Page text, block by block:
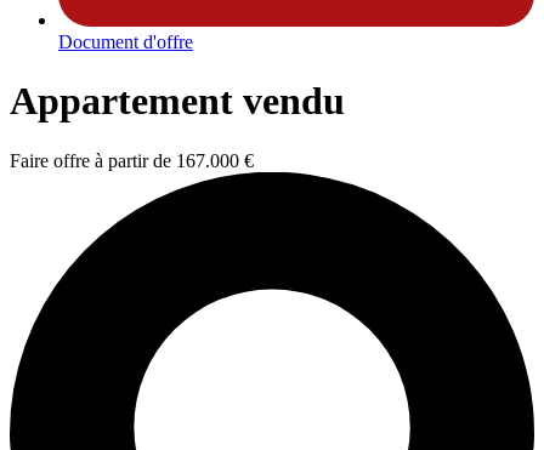
Document d'offre
Appartement vendu
Faire offre à partir de 167.000 €